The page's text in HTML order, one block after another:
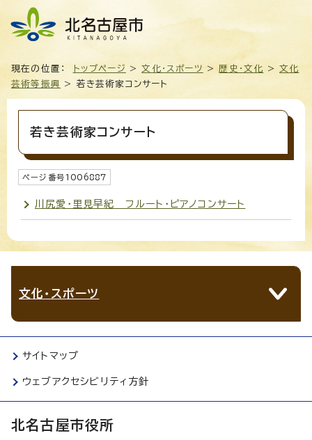
現在の位置： トップページ >文化・スポーツ >歴史・文化 >文化
芸術等振興
> 若き芸術家コンサート
若き芸術家コンサート
ページ番号1006887
川尻愛・里見早紀 フルート・ピアノコンサート
文化・スポーツ
サイトマップ
ウェブアクセシビリティ方針
北名古屋市役所